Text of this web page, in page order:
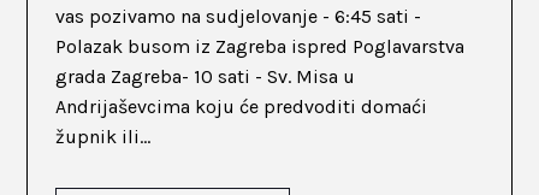
vas pozivamo na sudjelovanje - 6:45 sati -
Polazak busom iz Zagreba ispred Poglavarstva
grada Zagreba- 10 sati - Sv. Misa u
Andrijaševcima koju će predvoditi domaći
župnik ili...